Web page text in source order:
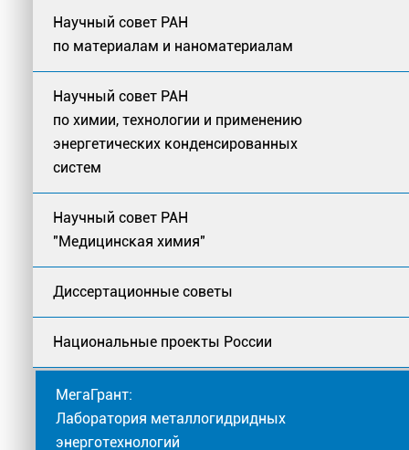
Научный совет РАН
по материалам и наноматериалам
Научный совет РАН
по химии, технологии и применению
энергетических конденсированных
систем
Научный совет РАН
"Медицинская химия"
Диссертационные советы
Национальные проекты России
МегаГрант:
Лаборатория металлогидридных
энерготехнологий